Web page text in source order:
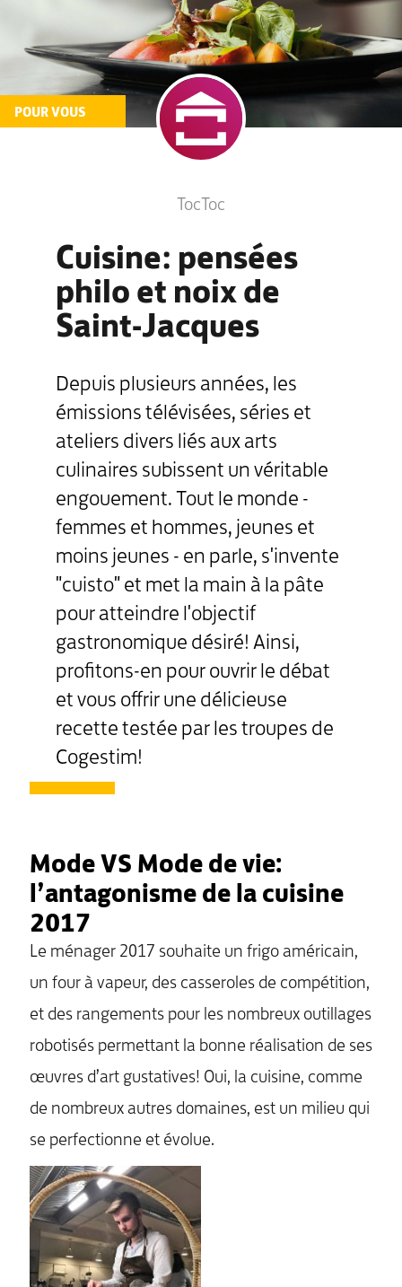
POUR VOUS
TocToc
Cuisine: pensées
philo et noix de
Saint-Jacques
Depuis plusieurs années, les
émissions télévisées, séries et
ateliers divers liés aux arts
culinaires subissent un véritable
engouement. Tout le monde -
femmes et hommes, jeunes et
moins jeunes - en parle, s'invente
"cuisto" et met la main à la pâte
pour atteindre l'objectif
gastronomique désiré! Ainsi,
profitons-en pour ouvrir le débat
et vous offrir une délicieuse
recette testée par les troupes de
Cogestim!
Mode VS Mode de vie:
l’antagonisme de la cuisine
2017
Le ménager 2017 souhaite un frigo américain,
un four à vapeur, des casseroles de compétition,
et des rangements pour les nombreux outillages
robotisés permettant la bonne réalisation de ses
œuvres d’art gustatives! Oui, la cuisine, comme
de nombreux autres domaines, est un milieu qui
se perfectionne et évolue.